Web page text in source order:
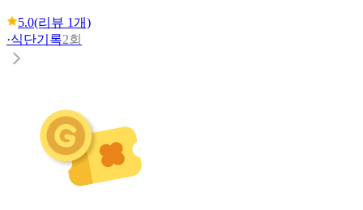
5.0(리뷰 1개)
·식단기록2회